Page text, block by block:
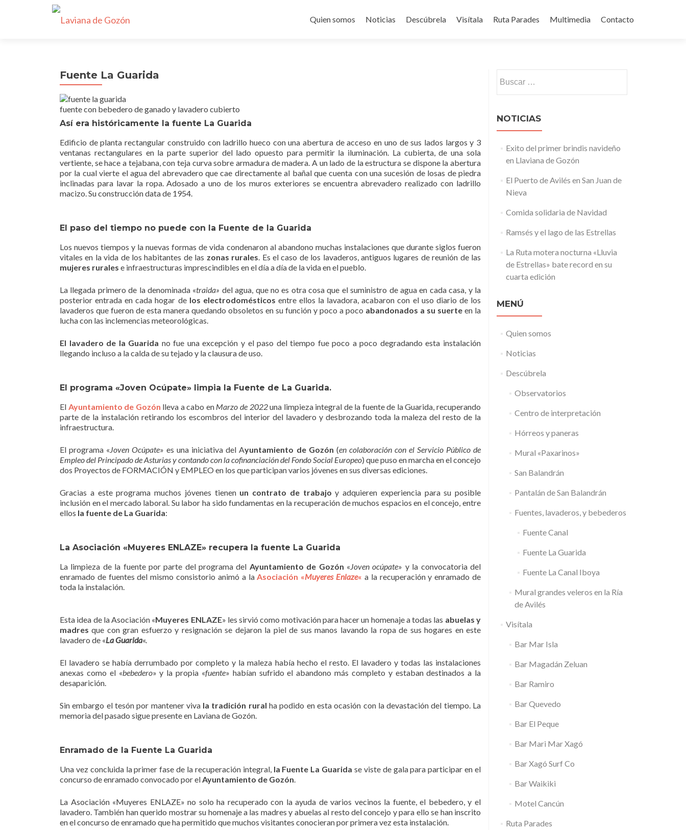
al
Quien somos Noticias Descúbrela Visítala Ruta Parades Multimedia Contacto
Fuente La Guarida
fuente con bebedero de ganado y lavadero cubierto
Así era históricamente la fuente La Guarida
Edificio de planta rectangular construido con ladrillo hueco con una abertura de acceso en uno de sus lados largos y 3
ventanas rectangulares en la parte superior del lado opuesto para permitir la iluminación. La cubierta, de una sola
vertiente, se hace a tejabana, con teja curva sobre armadura de madera. A un lado de la estructura se dispone la abertura
por la cual vierte el agua del abrevadero que cae directamente al bañal que cuenta con una sucesión de losas de piedra
inclinadas para lavar la ropa. Adosado a uno de los muros exteriores se encuentra abrevadero realizado con ladrillo
macizo. Su construcción data de 1954.
El paso del tiempo no puede con la Fuente de la Guarida
Los nuevos tiempos y la nuevas formas de vida condenaron al abandono muchas instalaciones que durante siglos fueron
vitales en la vida de los habitantes de las zonas rurales. Es el caso de los lavaderos, antiguos lugares de reunión de las
mujeres rurales e infraestructuras imprescindibles en el día a día de la vida en el pueblo.
La llegada primero de la denominada «traida» del agua, que no es otra cosa que el suministro de agua en cada casa, y la
posterior entrada en cada hogar de los electrodomésticos entre ellos la lavadora, acabaron con el uso diario de los
lavaderos que fueron de esta manera quedando obsoletos en su función y poco a poco abandonados a su suerte en la
lucha con las inclemencias meteorológicas.
El lavadero de la Guarida no fue una excepción y el paso del tiempo fue poco a poco degradando esta instalación
llegando incluso a la calda de su tejado y la clausura de uso.
El programa «Joven Ocúpate» limpia la Fuente de La Guarida.
El Ayuntamiento de Gozón lleva a cabo en Marzo de 2022una limpieza integral de la fuente de la Guarida, recuperando
parte de la instalación retirando los escombros del interior del lavadero y desbrozando toda la maleza del resto de la
infraestructura.
El programa «Joven Ocúpate» es una iniciativa del Ayuntamiento de Gozón (en colaboración con el Servicio Público de
Empleo del Principado de Asturias y contando con la cofinanciación del Fondo Social Europeo) que puso en marcha en el concejo
dos Proyectos de FORMACIÓN y EMPLEO en los que participan varios jóvenes en sus diversas ediciones.
Gracias a este programa muchos jóvenes tienen un contrato de trabajo y adquieren experiencia para su posible
inclusión en el mercado laboral. Su labor ha sido fundamentas en la recuperación de muchos espacios en el concejo, entre
ellos la fuente de La Guarida:
La Asociación «Muyeres ENLAZE» recupera la fuente La Guarida
La limpieza de la fuente por parte del programa del Ayuntamiento de Gozón «Joven ocúpate» y la convocatoria del
enramado de fuentes del mismo consistorio animó a laAsociación «Muyeres Enlaze« a la recuperación y enramado de
toda la instalación.
Esta idea de la Asociación «Muyeres ENLAZE» les sirvió como motivación para hacer un homenaje a todas las abuelas y
madres que con gran esfuerzo y resignación se dejaron la piel de sus manos lavando la ropa de sus hogares en este
lavadero de «La Guarida«.
El lavadero se había derrumbado por completo y la maleza había hecho el resto. El lavadero y todas las instalaciones
anexas como el «bebedero» y la propia «fuente» habían sufrido el abandono más completo y estaban destinados a la
desaparición.
Sin embargo el tesón por mantener viva la tradición ruralha podido en esta ocasión con la devastación del tiempo. La
memoria del pasado sigue presente en Laviana de Gozón.
Enramado de la Fuente La Guarida
Una vez concluida la primer fase de la recuperación integral, la Fuente La Guarida se viste de gala para participar en el
concurso de enramado convocado por elAyuntamiento de Gozón.
La Asociación «Muyeres ENLAZE» no solo ha recuperado con la ayuda de varios vecinos la fuente, el bebedero, y el
lavadero. También han querido mostrar su homenaje a las madres y abuelas al resto del concejo y para ello se han inscrito
en el concurso de enramado que ha permitido que muchos visitantes conocieran por primera vez esta instalación.
NOTICIAS
Exito del primer brindis navideño
en Llaviana de Gozón
El Puerto de Avilés en San Juan de
Nieva
Comida solidaria de Navidad
Ramsés y el lago de las Estrellas
La Ruta motera nocturna «Lluvia
de Estrellas» bate record en su
cuarta edición
MENÚ
Quien somos
Noticias
Descúbrela
Observatorios
Centro de interpretación
Hórreos y paneras
Mural «Paxarinos»
San Balandrán
Pantalán de San Balandrán
Fuentes, lavaderos, y bebederos
Fuente Canal
Fuente La Guarida
Fuente La Canal Iboya
Mural grandes veleros en la Ría
de Avilés
Visítala
Bar Mar Isla
Bar Magadán Zeluan
Bar Ramiro
Bar Quevedo
Bar El Peque
Bar Mari Mar Xagó
Bar Xagó Surf Co
Bar Waikiki
Motel Cancún
Ruta Parades